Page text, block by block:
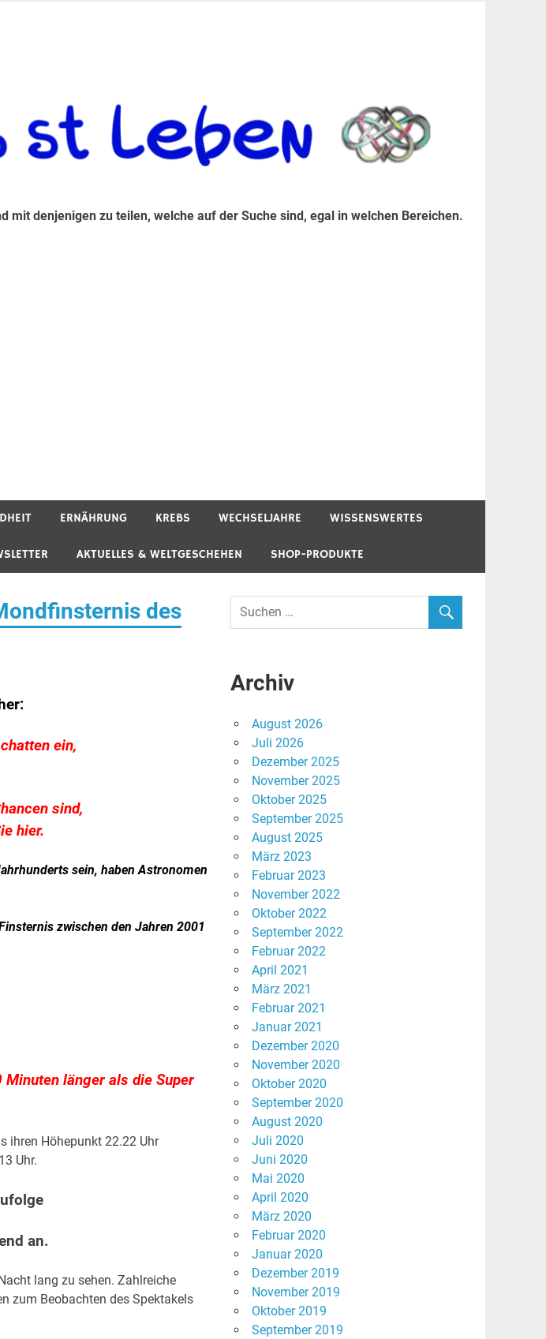
denjenigen zu teilen, welche auf der Suche sind, egal in welchen Bereichen.
ERNÄHRUNG KREBS WECHSELJAHRE WISSENSWERTES
AKTUELLES & WELTGESCHEHEN SHOP-PRODUKTE
des
ein,
sind,
hier.
sein, haben Astronomen
zwischen den Jahren 2001
länger als die Super
ihren Höhepunkt 22.22 Uhr
Uhr.
an.
lang zu sehen. Zahlreiche
zum Beobachten des Spektakels
Archiv
August 2026
Juli 2026
Dezember 2025
November 2025
Oktober 2025
September 2025
August 2025
März 2023
Februar 2023
November 2022
Oktober 2022
September 2022
Februar 2022
April 2021
März 2021
Februar 2021
Januar 2021
Dezember 2020
November 2020
Oktober 2020
September 2020
August 2020
Juli 2020
Juni 2020
Mai 2020
April 2020
März 2020
Februar 2020
Januar 2020
Dezember 2019
November 2019
Oktober 2019
September 2019